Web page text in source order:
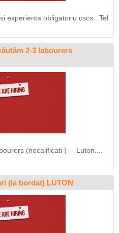
experienta obligatoriu cscs . Tel
2-3 labourers
(necalificati )--- Luton....
(la bordat) LUTON